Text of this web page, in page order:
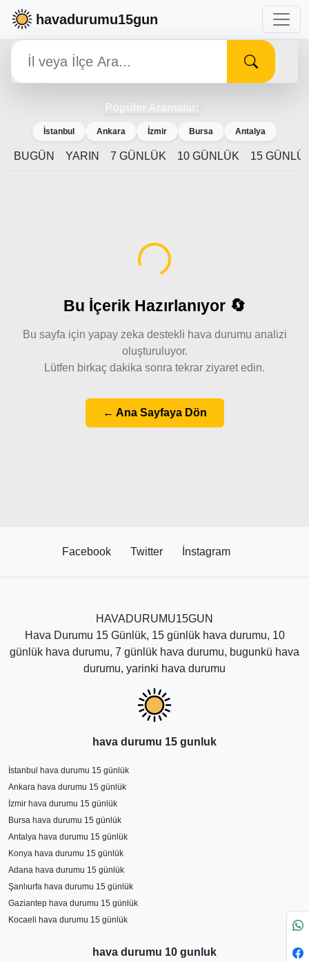
havadurumu15gun
Popüler Aramalar:
İstanbul Ankara İzmir Bursa Antalya
BUGÜN YARIN 7 GÜNLÜK 10 GÜNLÜK 15
Yükleniyor...
Bu İçerik Hazırlanıyor 🔄
Bu sayfa için yapay zeka destekli hava durumu analizi
oluşturuluyor.
Lütfen birkaç dakika sonra tekrar ziyaret edin.
← Ana Sayfaya Dön
Facebook Twitter İnstagram
HAVADURUMU15GUN
Hava Durumu 15 Günlük, 15 günlük hava durumu, 10
günlük hava durumu, 7 günlük hava durumu, bugunkü hava
durumu, yarinki hava durumu
hava durumu 15 gunluk
İstanbul hava durumu 15 günlük
Ankara hava durumu 15 günlük
İzmir hava durumu 15 günlük
Bursa hava durumu 15 günlük
Antalya hava durumu 15 günlük
Konya hava durumu 15 günlük
Adana hava durumu 15 günlük
Şanlıurfa hava durumu 15 günlük
Gaziantep hava durumu 15 günlük
Kocaeli hava durumu 15 günlük
hava durumu 10 gunluk